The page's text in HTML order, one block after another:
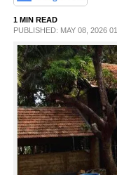
LIFESTYLE
SPIRITUAL
INFO+
ART
1 MIN READ
PUBLISHED: MAY 08, 2026